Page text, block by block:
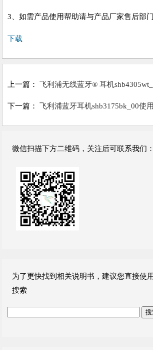
3、如需产品使用帮助请与产品厂家售后部门
下载
上一篇：飞利浦无线蓝牙® 耳机
下一篇：飞利浦蓝牙耳机shb3175bk_00使
微信扫描下方二维码，关注后可联系我们：
为了更快找到相关说明书，建议您直接使
搜索